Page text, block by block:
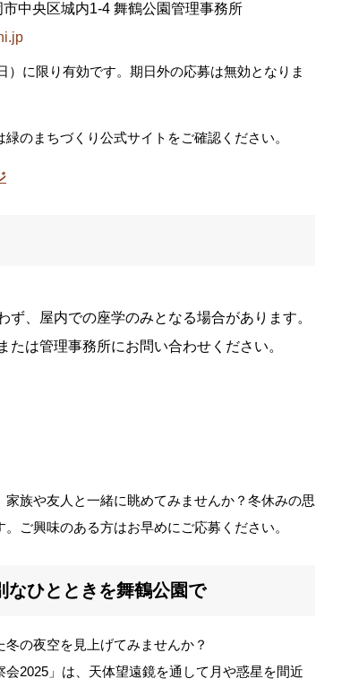
市中央区城内1-4 舞鶴公園管理事務所
に限り有効です。期日外の応募は無効となりま
のまちづくり公式サイトをご確認ください。
ず、屋内での座学のみとなる場合があります。
は管理事務所にお問い合わせください。
族や友人と一緒に眺めてみませんか？冬休みの思
ご興味のある方はお早めにご応募ください。
なひとときを舞鶴公園で
の夜空を見上げてみませんか？
2025」は、天体望遠鏡を通して月や惑星を間近